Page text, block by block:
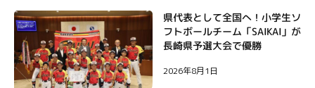
ー
シ
ョ
ン
県代表として全国へ！小学生ソ
フトボールチーム「SAIKAI」が
長崎県予選大会で優勝
2026年8月1日